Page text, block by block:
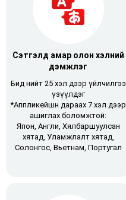
Сэтгэлд амар олон хэлний
дэмжлэг
Бид нийт 25 хэл дээр үйлчилгээ
үзүүлдэг
*Аппликейшн дараах 7 хэл дээр
ашиглах боломжтой:
Япон, Англи, Хялбаршуулсан
хятад, Уламжлалт хятад,
Солонгос, Вьетнам, Португал